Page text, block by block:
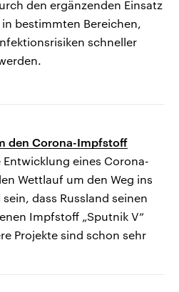
den ergänzenden Einsatz
bestimmten Bereichen,
schneller
den Corona-Impfstoff
eines Corona-
Wettlauf um den Weg ins
dass Russland seinen
Impfstoff „Sputnik V“
Projekte sind schon sehr